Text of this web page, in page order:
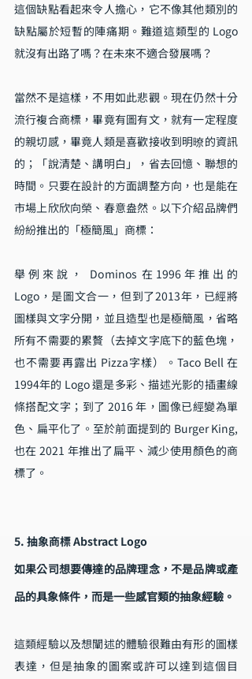
這個缺點看起來令人擔心，它不像其他類別的
缺點屬於短暫的陣痛期。難道這類型的 Logo
就沒有出路了嗎？在未來不適合發展嗎？
當然不是這樣，不用如此悲觀。現在仍然十分
流行複合商標，畢竟有圖有文，就有一定程度
的親切感，畢竟人類是喜歡接收到明暸的資訊
的；「說清楚、講明白」，省去回憶、聯想的
時間。只要在設計的方面調整方向，也是能在
市場上欣欣向榮、春意盎然。以下介紹品牌們
紛紛推出的「極簡風」商標：
舉例來說， Dominos 在1996年推出的
Logo，是圖文合一，但到了2013年，已經將
圖樣與文字分開，並且造型也是極簡風，省略
所有不需要的累贅（去掉文字底下的藍色塊，
也不需要再露出 Pizza字樣）。Taco Bell 在
1994年的 Logo 還是多彩、描述光影的插畫線
條搭配文字；到了 2016 年，圖像已經變為單
色、扁平化了。至於前面提到的 Burger King,
也在 2021 年推出了扁平、減少使用顏色的商
標了。
5. 抽象商標 Abstract Logo
如果公司想要傳達的品牌理念，不是品牌或產
品的具象條件，而是一些感官類的抽象經驗。
這類經驗以及想闡述的體驗很難由有形的圖樣
表達，但是抽象的圖案或許可以達到這個目